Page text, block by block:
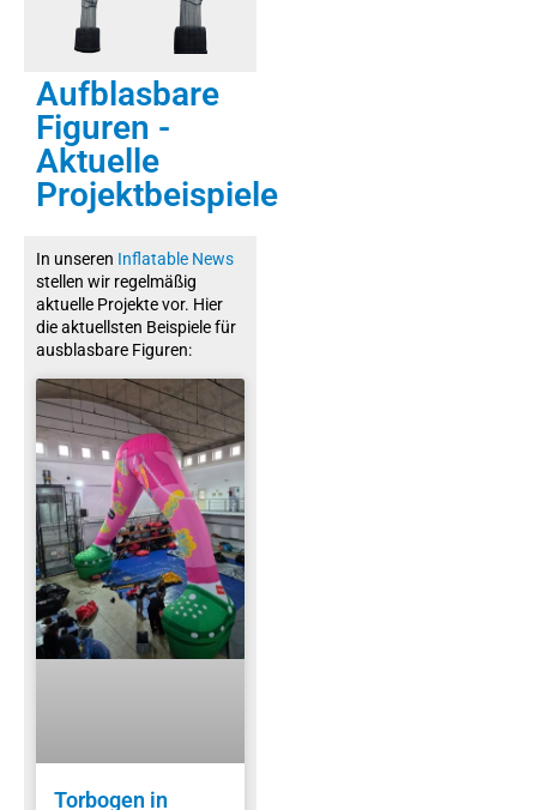
Aufblasbare
Figuren -
Aktuelle
Projektbeispiele
In unseren Inflatable News
stellen wir regelmäßig
aktuelle Projekte vor. Hier
die aktuellsten Beispiele für
ausblasbare Figuren:
Torbogen in